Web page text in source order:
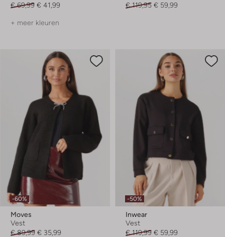
€ 69,99 € 41,99
+ meer kleuren
€ 119,95 € 59,99
-60%
Moves
Vest
€ 89,99 € 35,99
-50%
Inwear
Vest
€ 119,99 € 59,99